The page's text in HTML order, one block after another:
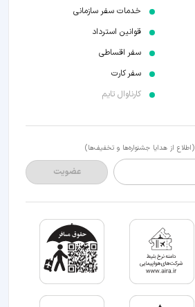
خدمات سفر سازمانی
قوانین استرداد
سفر اقساطی
سفر کارت
کارناوال تایم
(اطلاع از هدایا جشنواره‌ها و تخفیف‌ها)
عضویت